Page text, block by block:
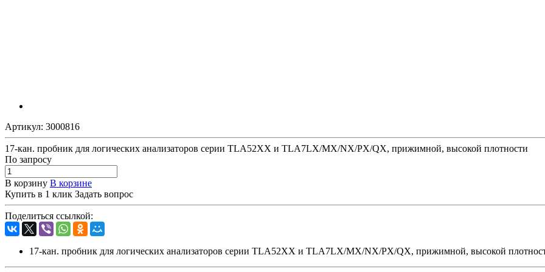
Артикул: 3000816
17-кан. пробник для логических анализаторов серии TLA52XX и TLA7LX/MX/NX/PX/QX, прижимной, высокой плотности
По запросу
В корзину В корзине
Купить в 1 клик Задать вопрос
Поделиться ссылкой:
17-кан. пробник для логических анализаторов серии TLA52XX и TLA7LX/MX/NX/PX/QX, прижимной, высокой